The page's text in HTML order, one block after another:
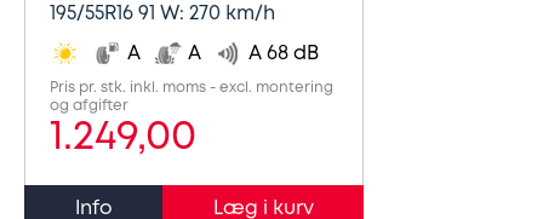
195/55R16 91 W: 270 km/h
A A A 68 dB
Pris pr. stk. inkl. moms - excl. montering
og afgifter
1.249,00
Info